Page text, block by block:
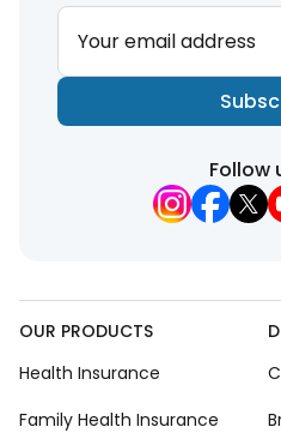
Your email address
Follow
OUR PRODUCTS
Health Insurance
Family Health Insurance